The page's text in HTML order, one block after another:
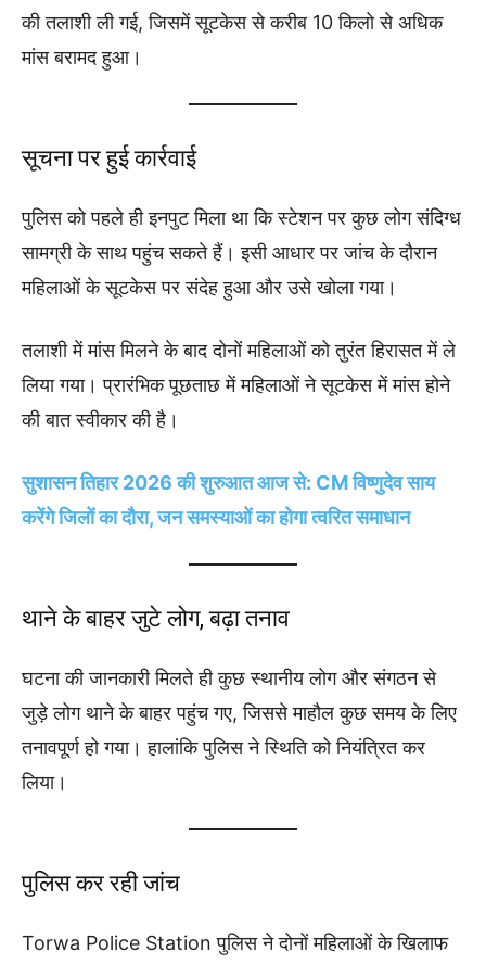
की तलाशी ली गई, जिसमें सूटकेस से करीब 10 किलो से अधिक
मांस बरामद हुआ।
सूचना पर हुई कार्रवाई
पुलिस को पहले ही इनपुट मिला था कि स्टेशन पर कुछ लोग संदिग्ध
सामग्री के साथ पहुंच सकते हैं। इसी आधार पर जांच के दौरान
महिलाओं के सूटकेस पर संदेह हुआ और उसे खोला गया।
तलाशी में मांस मिलने के बाद दोनों महिलाओं को तुरंत हिरासत में ले
लिया गया। प्रारंभिक पूछताछ में महिलाओं ने सूटकेस में मांस होने
की बात स्वीकार की है।
सुशासन तिहार 2026 की शुरुआत आज से: CM विष्णुदेव साय
करेंगे जिलों का दौरा, जन समस्याओं का होगा त्वरित समाधान
थाने के बाहर जुटे लोग, बढ़ा तनाव
घटना की जानकारी मिलते ही कुछ स्थानीय लोग और संगठन से
जुड़े लोग थाने के बाहर पहुंच गए, जिससे माहौल कुछ समय के लिए
तनावपूर्ण हो गया। हालांकि पुलिस ने स्थिति को नियंत्रित कर
लिया।
पुलिस कर रही जांच
Torwa Police Station पुलिस ने दोनों महिलाओं के खिलाफ